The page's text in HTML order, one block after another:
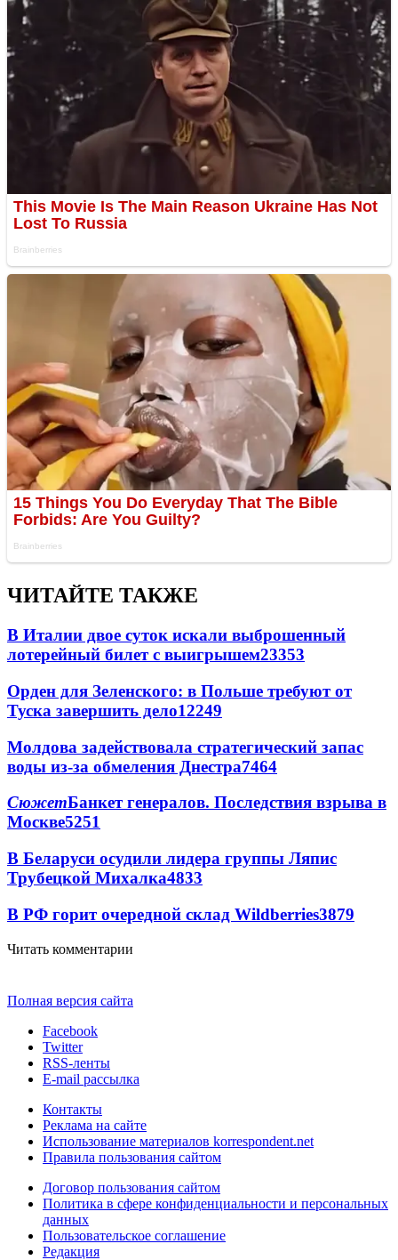
ЧИТАЙТЕ ТАКЖЕ
В Италии двое суток искали выброшенный
лотерейный билет с выигрышем23353
Орден для Зеленского: в Польше требуют от
Туска завершить дело12249
Молдова задействовала стратегический запас
воды из-за обмеления Днестра7464
СюжетБанкет генералов. Последствия взрыва в
Москве5251
В Беларуси осудили лидера группы Ляпис
Трубецкой Михалка4833
В РФ горит очередной склад Wildberries3879
Читать комментарии
Полная версия сайта
Facebook
Twitter
RSS-ленты
E-mail рассылка
Контакты
Реклама на сайте
Использование материалов korrespondent.net
Правила пользования сайтом
Договор пользования сайтом
Политика в сфере конфиденциальности и персональных
данных
Пользовательское соглашение
Редакция